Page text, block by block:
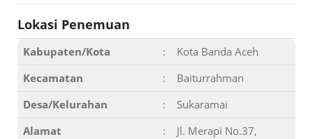
Lokasi Penemuan
Kabupaten/Kota :
Kota Banda Aceh
Kecamatan
:
Baiturrahman
Desa/Kelurahan
:
Sukaramai
Alamat
:
Jl. Merapi No.37,